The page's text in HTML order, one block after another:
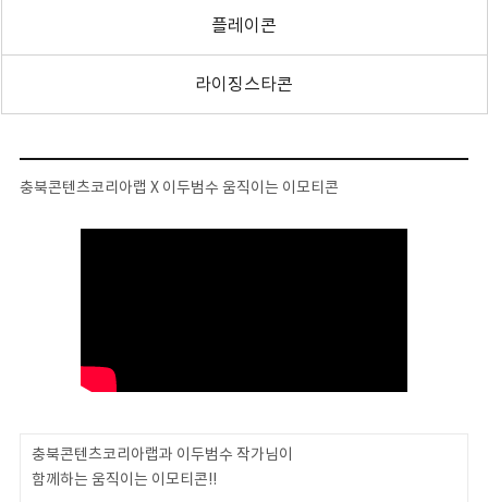
플레이콘
라이징스타콘
충북콘텐츠코리아랩 X 이두범수 움직이는 이모티콘
충북콘텐츠코리아랩과 이두범수 작가님이
함께하는 움직이는 이모티콘!!